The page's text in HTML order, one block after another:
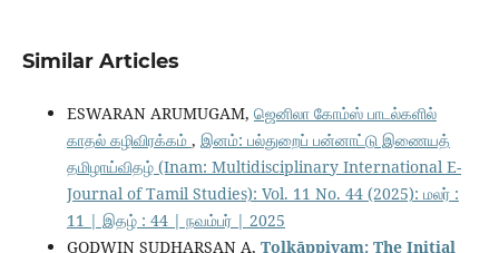
Similar Articles
ESWARAN ARUMUGAM, ஜெனிலா கோம்ஸ் பாடல்களில்
காதல் கழிவிரக்கம் , இனம்: பல்துறைப் பன்னாட்டு இணையத்
தமிழாய்விதழ் (Inam: Multidisciplinary International E-
Journal of Tamil Studies): Vol. 11 No. 44 (2025): மலர் :
11 | இதழ் : 44 | நவம்பர் | 2025
GODWIN SUDHARSAN A, Tolkāppiyam: The Initial